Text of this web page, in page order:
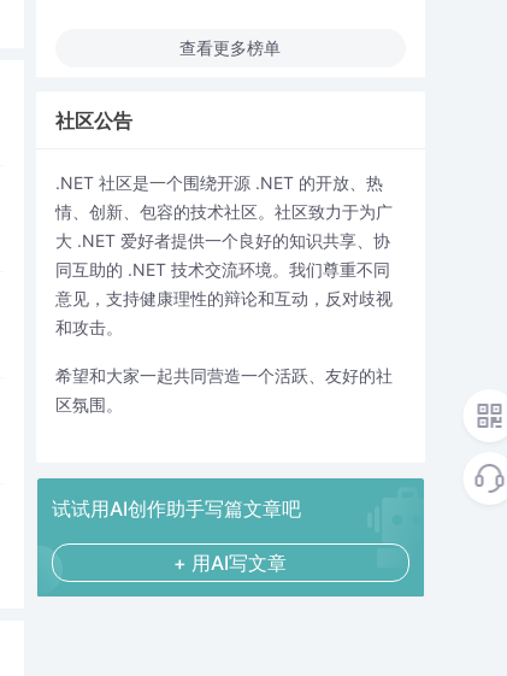
查看更多榜单
社区公告
.NET 社区是一个围绕开源 .NET 的开放、热
情、创新、包容的技术社区。社区致力于为广
大 .NET 爱好者提供一个良好的知识共享、协
同互助的 .NET 技术交流环境。我们尊重不同
意见，支持健康理性的辩论和互动，反对歧视
和攻击。
希望和大家一起共同营造一个活跃、友好的社
区氛围。
试试用AI创作助手写篇文章吧
+ 用AI写文章